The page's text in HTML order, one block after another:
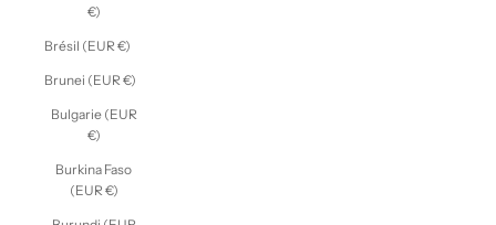
€)
Brésil (EUR €)
Brunei (EUR €)
Bulgarie (EUR
€)
Burkina Faso
(EUR €)